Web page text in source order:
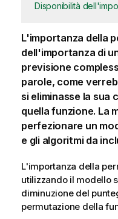
Disponibilità
L'importanza della
dell'importanza di
previsione
parole, come
si eliminasse la sua
quella funzione. La
perfezionare un
e gli algoritmi da
L'importanza della
utilizzando il modello
diminuzione del
permutazione della